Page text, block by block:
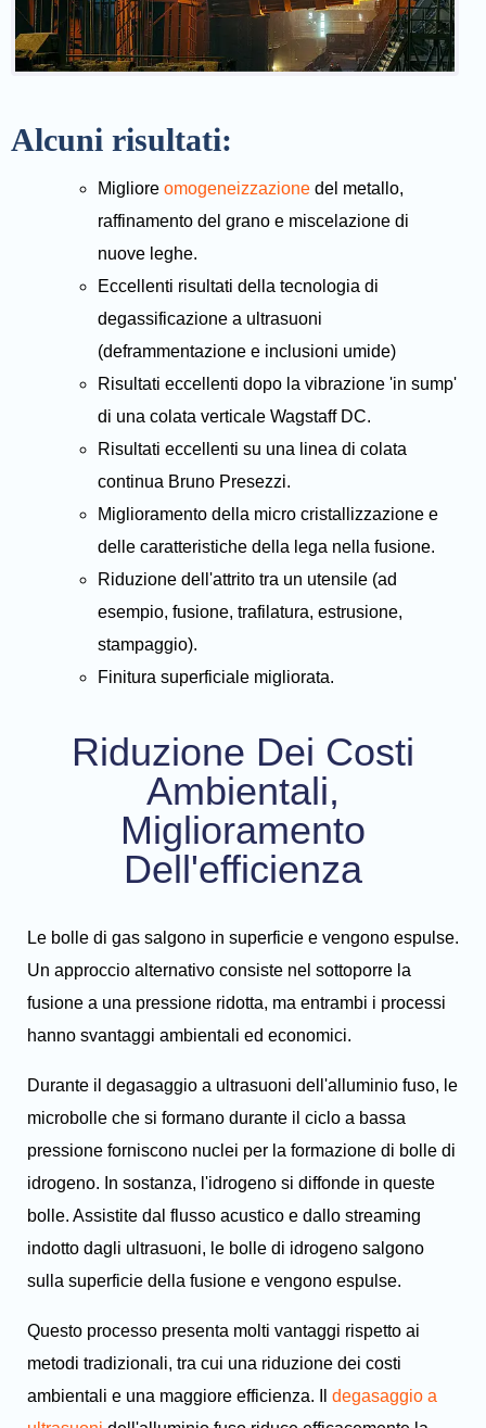
Alcuni risultati:
Migliore omogeneizzazione del metallo,
raffinamento del grano e miscelazione di
nuove leghe.
Eccellenti risultati della tecnologia di
degassificazione a ultrasuoni
(deframmentazione e inclusioni umide)
Risultati eccellenti dopo la vibrazione 'in sump'
di una colata verticale Wagstaff DC.
Risultati eccellenti su una linea di colata
continua Bruno Presezzi.
Miglioramento della micro cristallizzazione e
delle caratteristiche della lega nella fusione.
Riduzione dell'attrito tra un utensile (ad
esempio, fusione, trafilatura, estrusione,
stampaggio).
Finitura superficiale migliorata.
Riduzione Dei Costi
Ambientali,
Miglioramento
Dell'efficienza
Le bolle di gas salgono in superficie e vengono espulse.
Un approccio alternativo consiste nel sottoporre la
fusione a una pressione ridotta, ma entrambi i processi
hanno svantaggi ambientali ed economici.
Durante il degasaggio a ultrasuoni dell'alluminio fuso, le
microbolle che si formano durante il ciclo a bassa
pressione forniscono nuclei per la formazione di bolle di
idrogeno. In sostanza, l'idrogeno si diffonde in queste
bolle. Assistite dal flusso acustico e dallo streaming
indotto dagli ultrasuoni, le bolle di idrogeno salgono
sulla superficie della fusione e vengono espulse.
Questo processo presenta molti vantaggi rispetto ai
metodi tradizionali, tra cui una riduzione dei costi
ambientali e una maggiore efficienza. Il degasaggio a